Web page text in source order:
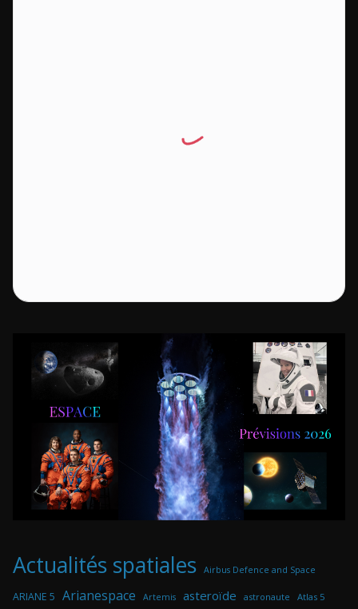
Actualités spatiales Airbus Defence and Space
ARIANE 5 Arianespace Artemis asteroïde astronaute Atlas 5